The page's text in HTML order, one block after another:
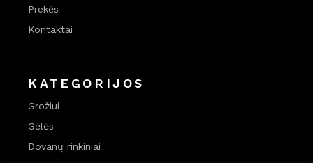
Prekės
Kontaktai
KATEGORIJOS
Grožiui
Gėlės
Dovanų rinkiniai